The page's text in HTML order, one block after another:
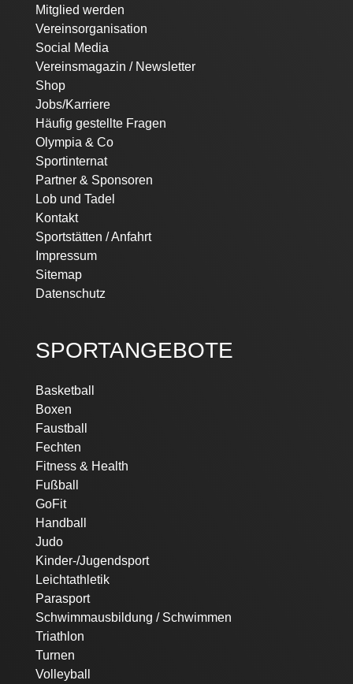
Navigation
überspringen
Mitglied werden
Vereinsorganisation
Social Media
Vereinsmagazin / Newsletter
Shop
Jobs/Karriere
Häufig gestellte Fragen
Olympia & Co
Sportinternat
Partner & Sponsoren
Lob und Tadel
Kontakt
Sportstätten / Anfahrt
Impressum
Sitemap
Datenschutz
SPORTANGEBOTE
Navigation
überspringen
Basketball
Boxen
Faustball
Fechten
Fitness & Health
Fußball
GoFit
Handball
Judo
Kinder-/Jugendsport
Leichtathletik
Parasport
Schwimmausbildung / Schwimmen
Triathlon
Turnen
Volleyball